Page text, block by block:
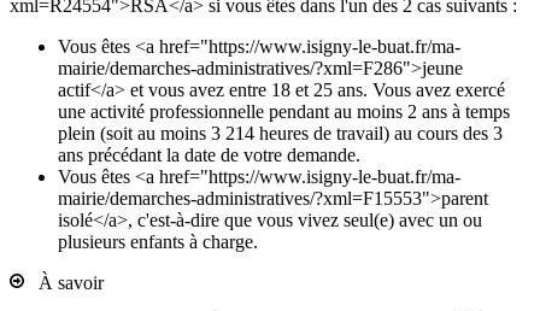
xml=R24554">RSA</a> si vous êtes dans l'un des 2 cas suivants :
Vous êtes <a href="https://www.isigny-le-buat.fr/ma-
mairie/demarches-administratives/?xml=F286">jeune
actif</a> et vous avez entre 18 et 25 ans. Vous avez exercé
une activité professionnelle pendant au moins 2 ans à temps
plein (soit au moins 3 214 heures de travail) au cours des 3
ans précédant la date de votre demande.
Vous êtes <a href="https://www.isigny-le-buat.fr/ma-
mairie/demarches-administratives/?xml=F15553">parent
isolé</a>, c'est-à-dire que vous vivez seul(e) avec un ou
plusieurs enfants à charge.
À savoir